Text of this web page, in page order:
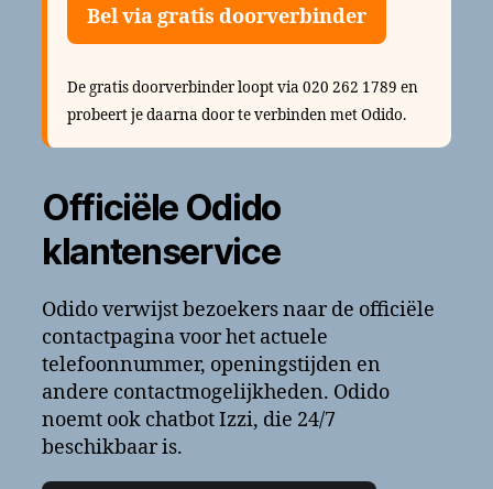
Bel via gratis doorverbinder
De gratis doorverbinder loopt via 020 262 1789 en
probeert je daarna door te verbinden met Odido.
Officiële Odido
klantenservice
Odido verwijst bezoekers naar de officiële
contactpagina voor het actuele
telefoonnummer, openingstijden en
andere contactmogelijkheden. Odido
noemt ook chatbot Izzi, die 24/7
beschikbaar is.